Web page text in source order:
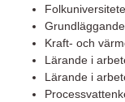
Kraft- och
Lärande i
Lärande i